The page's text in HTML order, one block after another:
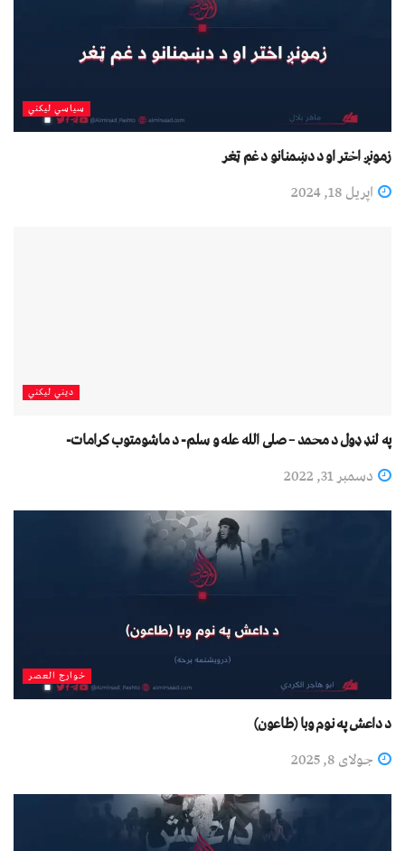
سیاسي لیکني
زمونږ اختر او د دښمنانو د غم ټغر
اپریل 18, 2024
دیني لیکني
په لنډ ډول د محمد – صلی الله عله و سلم- د ماشومتوب کرامات-
دسمبر 31, 2022
خوارج العصر
د داعش په نوم وبا (طاعون)
جولای 8, 2025